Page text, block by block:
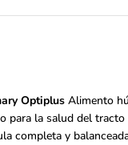
Optiplus Alimento
para la salud del
completa y